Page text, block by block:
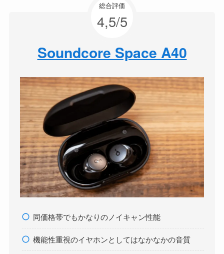
総合評価
4,5/5
Soundcore Space A40
同価格帯でもかなりのノイキャン性能
機能性重視のイヤホンとしてはなかなかの音質